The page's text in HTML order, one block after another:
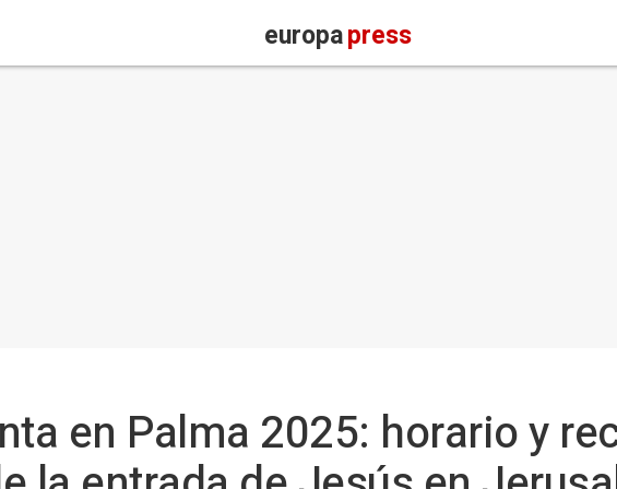
europapress
en Palma 2025: horario y